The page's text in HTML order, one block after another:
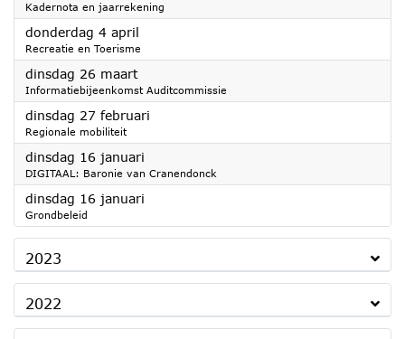
Kadernota en jaarrekening
donderdag 4 april
Recreatie en Toerisme
dinsdag 26 maart2024
Informatiebijeenkomst Auditcommissie
dinsdag 27 februari
Regionale mobiliteit
dinsdag 16 januari
DIGITAAL: Baronie van Cranendonck
dinsdag 16 januari
Grondbeleid
2023
2022